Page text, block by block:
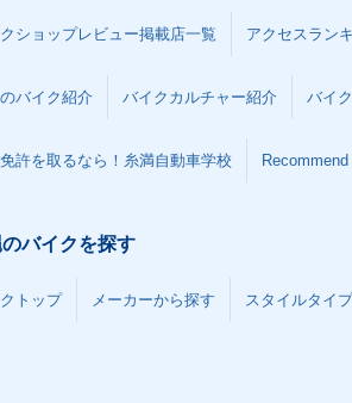
ショップレビュー掲載店一覧 アクセスラン
バイク紹介 バイクカルチャー紹介 バイ
許を取るなら！糸満自動車学校
バイクを探す
トップ メーカーから探す スタイルタイ